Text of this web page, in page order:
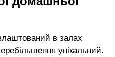
в залах
унікальний.